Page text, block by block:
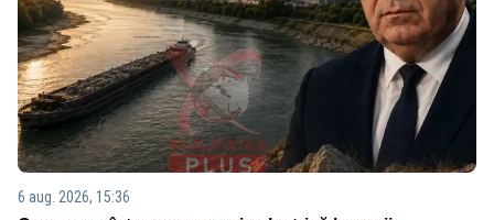
6 aug. 2026, 15:36